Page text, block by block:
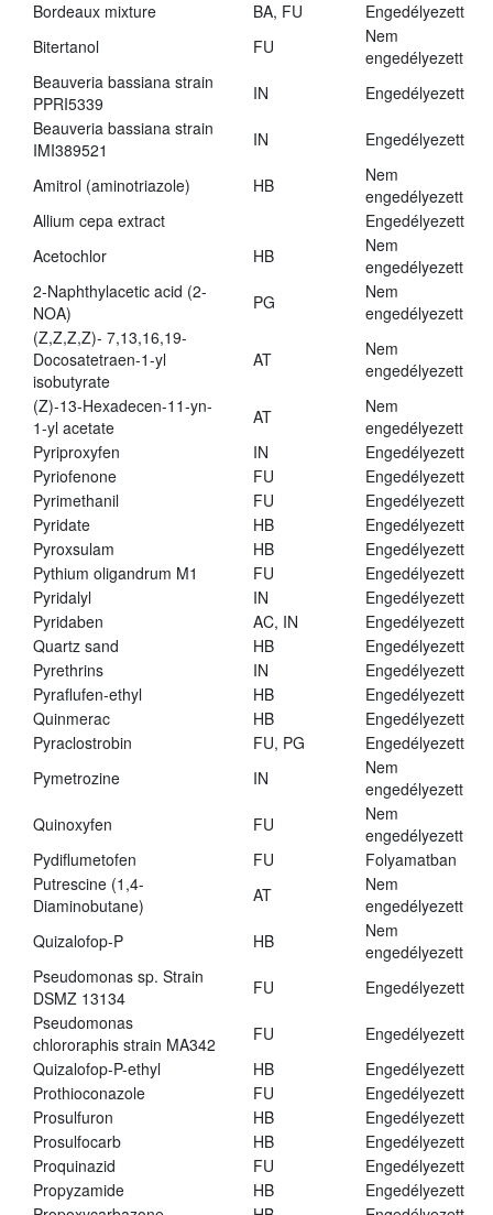
Bordeaux mixture BA, FU
Engedélyezett
Bitertanol
FU
Nem
engedélyezett
Beauveria bassiana strain
PPRI5339
IN
Engedélyezett
Beauveria bassiana strain
IMI389521
IN Engedélyezett
Amitrol (aminotriazole) HB
Nem
engedélyezett
Allium cepa extract
Engedélyezett
Acetochlor
HB
Nem
engedélyezett
2-Naphthylacetic acid (2-
NOA)
PG
Nem
engedélyezett
(Z,Z,Z,Z)- 7,13,16,19-
Docosatetraen-1-yl
isobutyrate
AT
Nem
engedélyezett
(Z)-13-Hexadecen-11-yn-
1-yl acetate
AT
Nem
engedélyezett
Pyriproxyfen
IN
Engedélyezett
Pyriofenone
FU
Engedélyezett
Pyrimethanil
FU
Engedélyezett
Pyridate
HB
Engedélyezett
Pyroxsulam
HB
Engedélyezett
Pythium oligandrum M1
FU
Engedélyezett
Pyridalyl
IN
Engedélyezett
Pyridaben
AC, IN
Engedélyezett
Quartz sand
HB
Engedélyezett
Pyrethrins
IN
Engedélyezett
Pyraflufen-ethyl
HB
Engedélyezett
Quinmerac
HB
Engedélyezett
Pyraclostrobin
FU, PG
Engedélyezett
Pymetrozine
IN
Nem
engedélyezett
Quinoxyfen
FU
Nem
engedélyezett
Pydiflumetofen
FU
Folyamatban
Putrescine (1,4-
Diaminobutane)
AT
Nem
engedélyezett
Quizalofop-P
HB
Nem
engedélyezett
Pseudomonas sp. Strain
DSMZ 13134
FU
Engedélyezett
Pseudomonas
chlororaphis strain MA342
FU
Engedélyezett
Quizalofop-P-ethyl
HB
Engedélyezett
Prothioconazole
FU
Engedélyezett
Prosulfuron
HB
Engedélyezett
Prosulfocarb
HB
Engedélyezett
Proquinazid
FU
Engedélyezett
Propyzamide
HB
Engedélyezett